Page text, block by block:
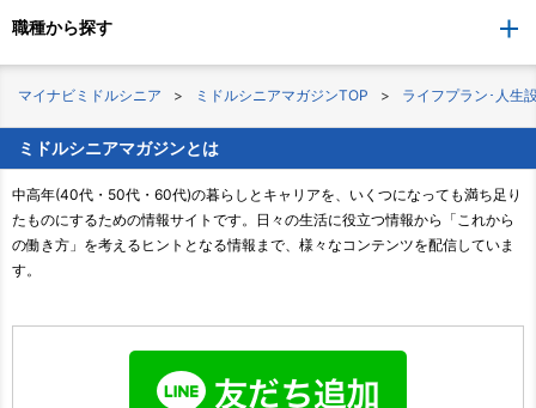
職種から探す
マイナビミドルシニア ミドルシニアマガジンTOP ライフプラン･人生
ミドルシニアマガジンとは
中高年(40代・50代・60代)の暮らしとキャリアを、いくつになっても満ち足り
たものにするための情報サイトです。日々の生活に役立つ情報から「これから
の働き方」を考えるヒントとなる情報まで、様々なコンテンツを配信していま
す。